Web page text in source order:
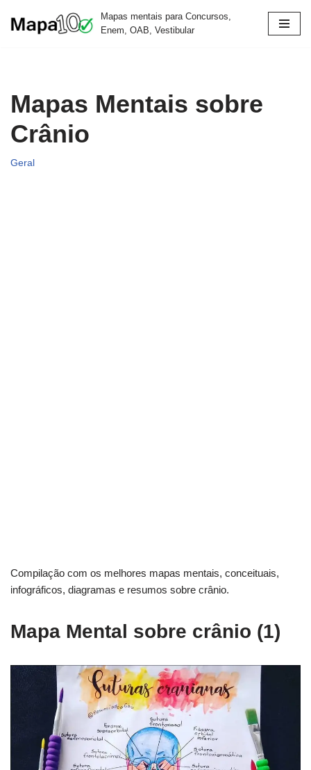
Mapas mentais para Concursos,
Enem, OAB, Vestibular
Mapas Mentais sobre
Crânio
Geral
Compilação com os melhores mapas mentais, conceituais,
infográficos, diagramas e resumos sobre crânio.
Mapa Mental sobre crânio (1)